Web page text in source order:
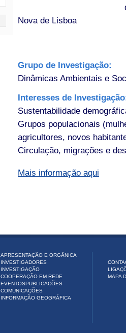
Nova de Lisboa
Grupo de Investigação:
Dinâmicas Ambientais e
Interesses de
Sustentabilidade
Grupos populacionais
agricultores, novos
Circulação, migrações e
Mais informação aqui
APRESENTAÇÃO E ORGÂNICA
INVESTIGADORES
INVESTIGAÇÃO
COOPERAÇÃO EM REDE
EVENTOSPUBLICAÇÕES
COMUNICAÇÕES
INFORMAÇÃO GEOGRÁFICA
MAPA